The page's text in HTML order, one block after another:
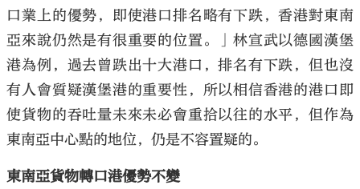
口業上的優勢，即使港口排名略有下跌，香港對東南
亞來說仍然是有很重要的位置。」林宣武以德國漢堡
港為例，過去曾跌出十大港口，排名有下跌，但也沒
有人會質疑漢堡港的重要性，所以相信香港的港口即
使貨物的吞吐量未來未必會重拾以往的水平，但作為
東南亞中心點的地位，仍是不容置疑的。
東南亞貨物轉口港優勢不變